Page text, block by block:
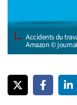
Accidents du
Amazon ©